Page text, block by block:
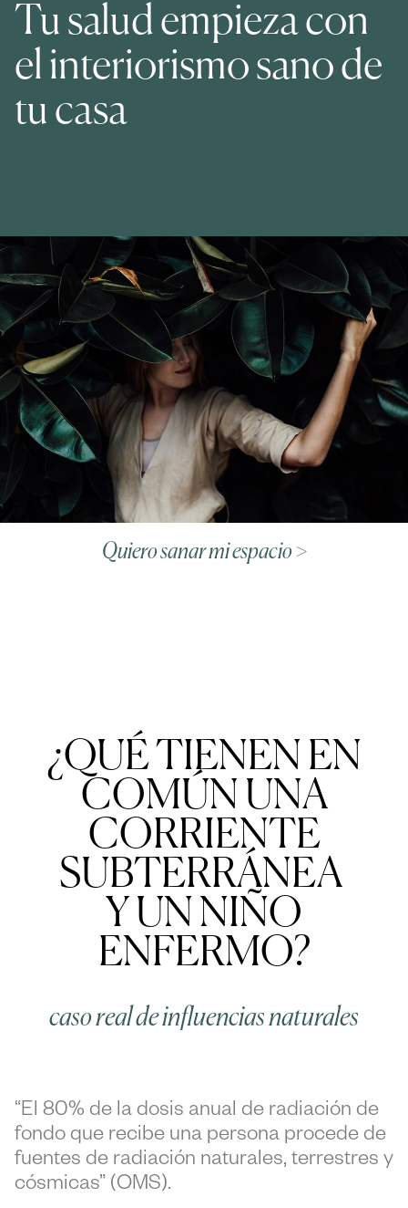
Tu salud empieza con
el interiorismo sano de
tu casa
Quiero sanar mi espacio >
¿QUÉ TIENEN EN
COMÚN UNA
CORRIENTE
SUBTERRÁNEA
Y UN NIÑO
ENFERMO?
caso real de influencias naturales
“El 80% de la dosis anual de radiación de
fondo que recibe una persona procede de
fuentes de radiación naturales, terrestres y
cósmicas” (OMS).